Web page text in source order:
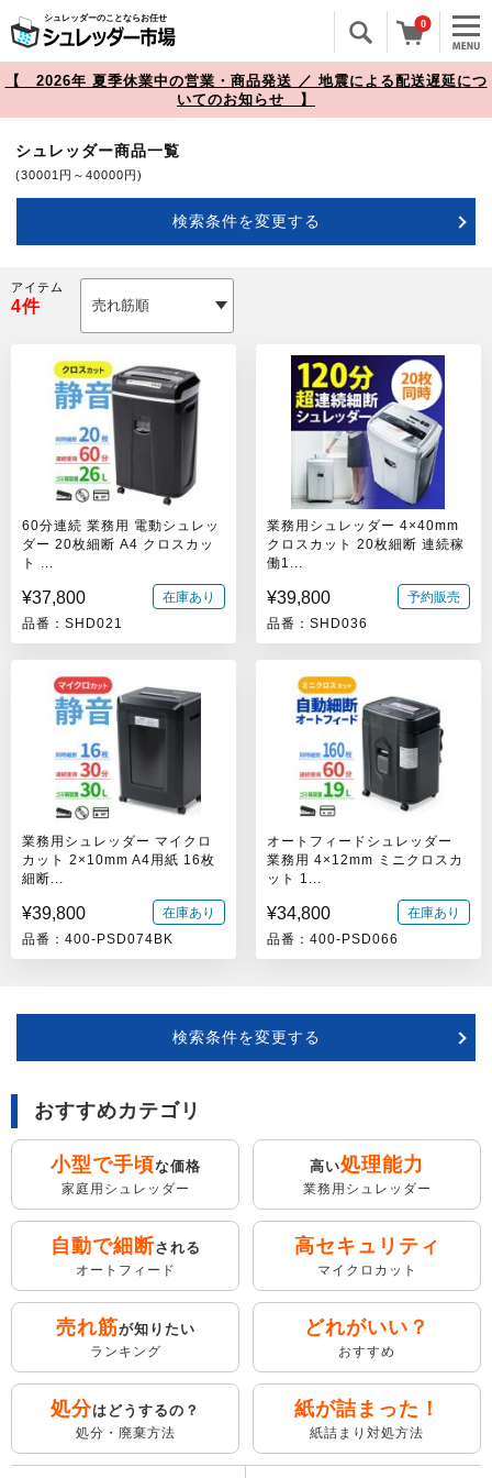
シュレッダーのことならお任せ
0
【 2026年 夏季休業中の営業・商品発送 ／ 地震による配送遅延につ
いてのお知らせ 】
シュレッダー商品一覧
(30001円～40000円)
検索条件を変更する
アイテム
4件
60分連続 業務用 電動シュレッ
ダー 20枚細断 A4 クロスカッ
ト ...
¥37,800
在庫あり
品番：SHD021
業務用シュレッダー 4×40mm
クロスカット 20枚細断 連続稼
働1...
¥39,800
予約販売
品番：SHD036
業務用シュレッダー マイクロ
カット 2×10mm A4用紙 16枚
細断...
¥39,800
在庫あり
品番：400-PSD074BK
オートフィードシュレッダー
業務用 4×12mm ミニクロスカ
ット 1...
¥34,800
在庫あり
品番：400-PSD066
検索条件を変更する
おすすめカテゴリ
小型で手頃な価格
家庭用シュレッダー
高い処理能力
業務用シュレッダー
自動で細断される
オートフィード
高セキュリティ
マイクロカット
売れ筋が知りたい
ランキング
どれがいい？
おすすめ
処分はどうするの？
処分・廃棄方法
紙が詰まった！
紙詰まり対処方法